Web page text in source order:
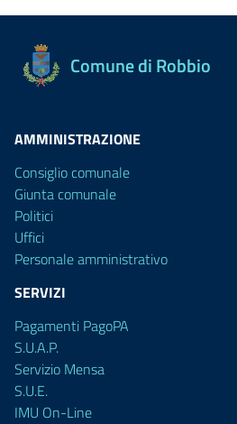
Comune di Robbio
AMMINISTRAZIONE
Consiglio comunale
Giunta comunale
Politici
Uffici
Personale amministrativo
SERVIZI
Pagamenti PagoPA
S.U.A.P.
Servizio Mensa
S.U.E.
IMU On-Line